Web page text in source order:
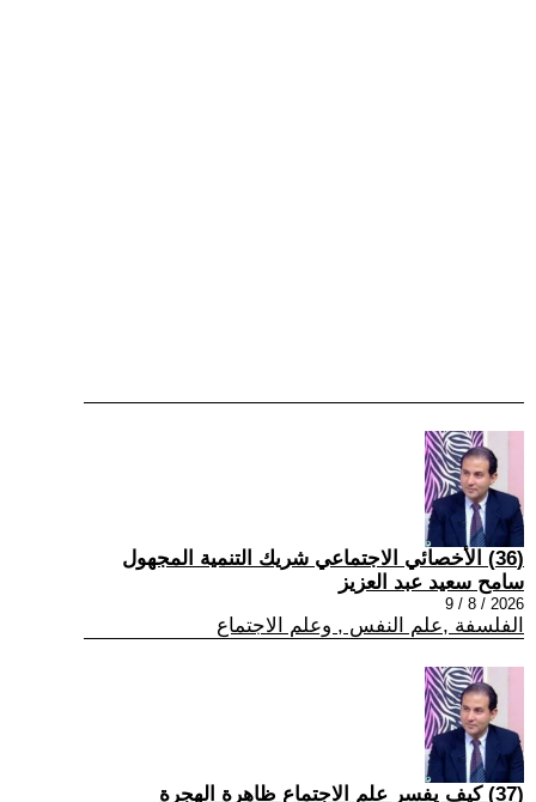
(36) الأخصائي الاجتماعي شريك التنمية المجهول
سامح سعيد عبد العزيز
2026 / 8 / 9
الفلسفة ,علم النفس , وعلم الاجتماع
(37) كيف يفسر علم الاجتماع ظاهرة الهجرة